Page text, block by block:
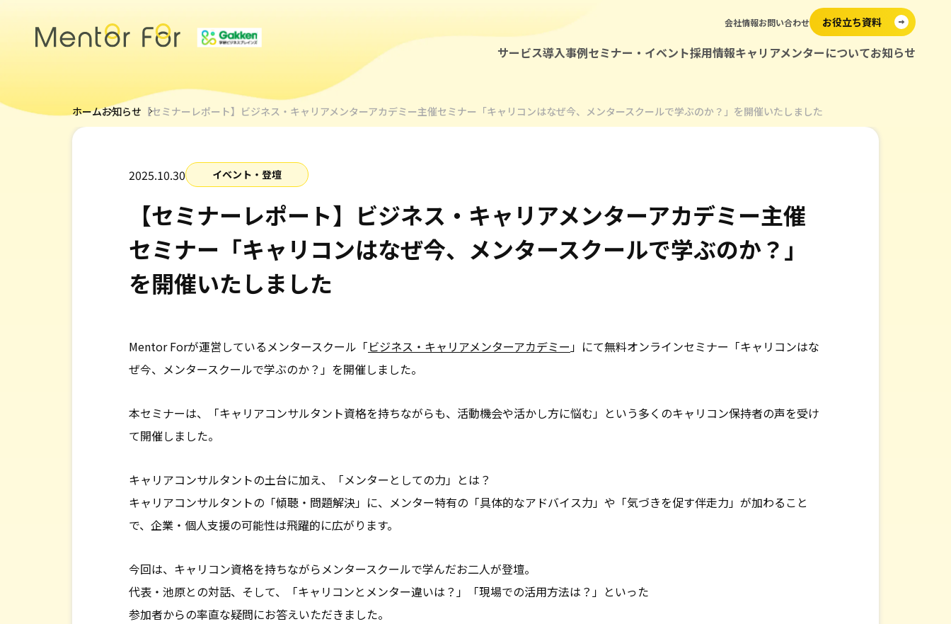
会社情報お問い合わせ お役立ち資料
サービス導入事例セミナー・イベント採用情報キャリアメンターについてお知らせ
キャリアメンターについて
セミナー・イベント
お問い合わせ
お役立ち資料
ホームお知らせ 【セミナーレポート】ビジネス・キャリアメンターアカデミー主催セミナー「キャリコンはなぜ今、メンタースクールで学ぶのか？」を開催いたしました
2025.10.30 イベント・登壇
【セミナーレポート】ビジネス・キャリアメンターアカデミー主催
セミナー「キャリコンはなぜ今、メンタースクールで学ぶのか？」
を開催いたしました
Mentor Forが運営しているメンタースクール「ビジネス・キャリアメンターアカデミー」にて無料オンラインセミナー「キャリコンはな
ぜ今、メンタースクールで学ぶのか？」を開催しました。
本セミナーは、「キャリアコンサルタント資格を持ちながらも、活動機会や活かし方に悩む」という多くのキャリコン保持者の声を受け
て開催しました。
キャリアコンサルタントの土台に加え、「メンターとしての力」とは？
キャリアコンサルタントの「傾聴・問題解決」に、メンター特有の「具体的なアドバイス力」や「気づきを促す伴走力」が加わること
で、企業・個人支援の可能性は飛躍的に広がります。
今回は、キャリコン資格を持ちながらメンタースクールで学んだお二人が登壇。
代表・池原との対話、そして、「キャリコンとメンター違いは？」「現場での活用方法は？」といった
参加者からの率直な疑問にお答えいただきました。